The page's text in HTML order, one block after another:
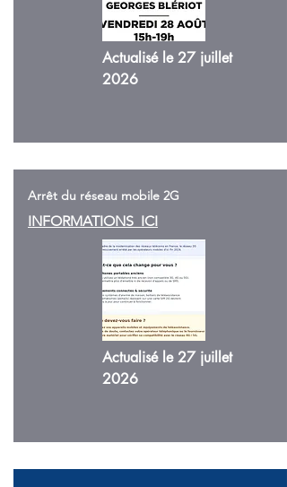
Actualisé le 27 juillet
2026
Arrêt du réseau mobile 2G
INFORMATIONS ICI
Actualisé le 27 juillet
2026